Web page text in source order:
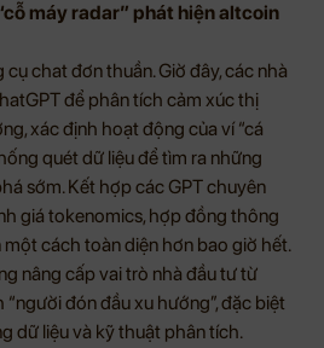
máy radar” phát hiện altcoin
chat đơn thuần. Giờ đây, các nhà
để phân tích cảm xúc thị
xác định hoạt động của ví “cá
quét dữ liệu để tìm ra những
sớm. Kết hợp các GPT chuyên
giá tokenomics, hợp đồng thông
cách toàn diện hơn bao giờ hết.
nâng cấp vai trò nhà đầu tư từ
đón đầu xu hướng”, đặc biệt
dữ liệu và kỹ thuật phân tích.